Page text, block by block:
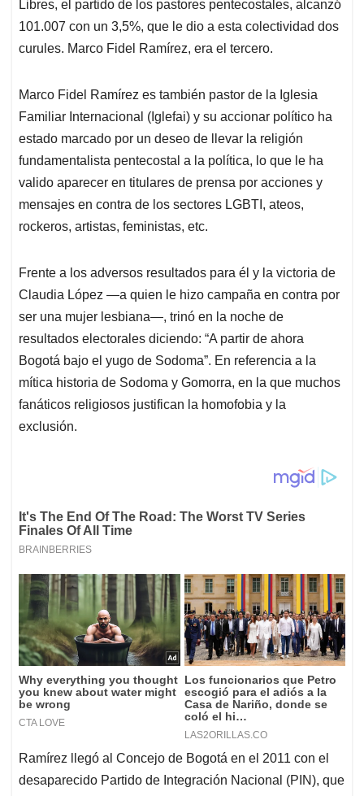
A
p
p
o
o
k
d
I
n
d
s
Libres, el partido de los pastores pentecostales, alcanzó
101.007 con un 3,5%, que le dio a esta colectividad dos
curules. Marco Fidel Ramírez, era el tercero.
Marco Fidel Ramírez es también pastor de la Iglesia
Familiar Internacional (Iglefai) y su accionar político ha
estado marcado por un deseo de llevar la religión
fundamentalista pentecostal a la política, lo que le ha
valido aparecer en titulares de prensa por acciones y
mensajes en contra de los sectores LGBTI, ateos,
rockeros, artistas, feministas, etc.
Frente a los adversos resultados para él y la victoria de
Claudia López —a quien le hizo campaña en contra por
ser una mujer lesbiana—, trinó en la noche de
resultados electorales diciendo: “A partir de ahora
Bogotá bajo el yugo de Sodoma”. En referencia a la
mítica historia de Sodoma y Gomorra, en la que muchos
fanáticos religiosos justifican la homofobia y la
exclusión.
Ramírez llegó al Concejo de Bogotá en el 2011 con el
desaparecido Partido de Integración Nacional (PIN), que